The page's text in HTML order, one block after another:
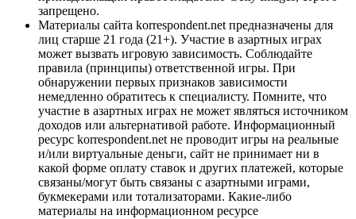
запрещено.
Материалы сайта korrespondent.net предназначены для
лиц старше 21 года (21+). Участие в азартных играх
может вызвать игровую зависимость. Соблюдайте
правила (принципы) ответственной игры. При
обнаружении первых признаков зависимости
немедленно обратитесь к специалисту. Помните, что
участие в азартных играх не может являться источником
доходов или альтернативой работе. Информационный
ресурс korrespondent.net не проводит игры на реальные
и/или виртуальные деньги, сайт не принимает ни в
какой форме оплату ставок и других платежей, которые
связаны/могут быть связаны с азартными играми,
букмекерами или тотализаторами. Какие-либо
материалы на информационном ресурсе